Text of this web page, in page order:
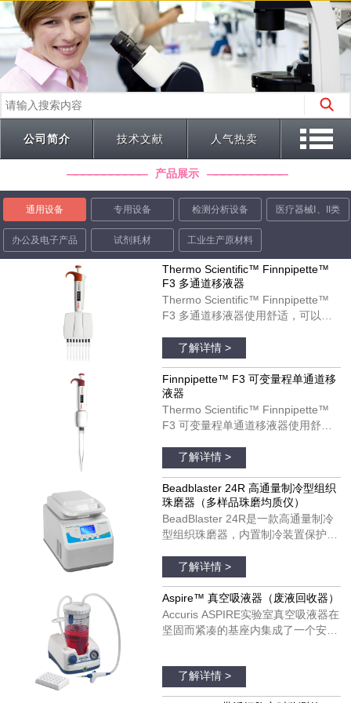
公司简介 技术文献 人气热卖
产品展示
通用设备 专用设备 检测分析设备 医疗器械Ⅰ、II类
办公及电子产品 试剂耗材 工业生产原材料
Thermo Scientific™ Finnpipette™
F3 多通道移液器
Thermo Scientific™ Finnpipette™
F3 多通道移液器使用舒适，可以在
识的宽型指状支托和人体工程学柄设
计可以改善您的移液体验。
Finnpipette F3 移液器可以用于单个
和多通道模具。货号：4660050；
4660010；4660020；4660040
了解详情 >
Finnpipette™ F3 可变量程单通道移
液器
Thermo Scientific™ Finnpipette™
F3 可变量程单通道移液器使用舒
作用。Finnpipette F3 移液器具有宽
阔的、支持彩色编码的指托和人机工
效学手柄设计。Finnpipette F3 移液
器可以用于单个和多通道模具。货
号：4640100；4640000；
4640010；4640020；4640030；
4640070；4640080
了解详情 >
Beadblaster 24R 高通量制冷型组织
珠磨器（多样品珠磨均质仪）
BeadBlaster 24R是一款高通量制冷
型组织珠磨器，内置制冷装置保护温
数珠磨器不同，BeadBlaster 24R具
有真正的、基于压缩机的制冷系统，
不需要干冰、液氮和空气供应。只需
设置所需的温度并预冷，温度将在整
个均质过程中维持低温，以保证样品
了解详情 >
Aspire™ 真空吸液器（废液回收器）
Accuris ASPIRE实验室真空吸液器在
坚固而紧凑的基座内集成了一个安
真空表。
了解详情 >